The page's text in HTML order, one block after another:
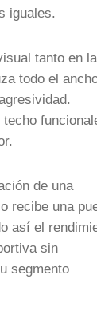
iguales.
tanto en la
todo el
de una
recibe una
así el
sin
segmento